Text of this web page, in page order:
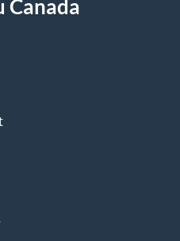
Canada